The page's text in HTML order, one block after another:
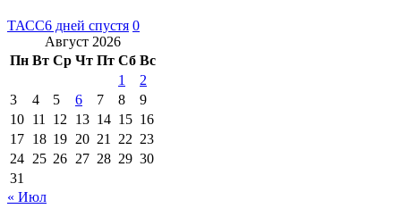
ТАСС6 дней спустя 0
Август 2026
Пн Вт Ср Чт Пт Сб Вс
1
2
3
4 5 6 7 8
9
10 11 12 13 14 15 16
17 18 19 20 21 22 23
24 25 26 27 28 29 30
31
« Июл